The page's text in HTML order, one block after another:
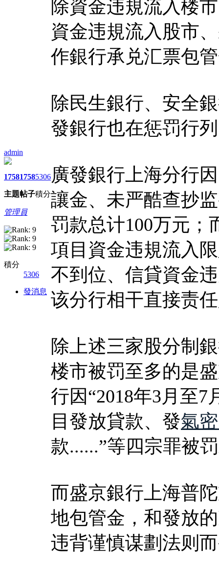
admin
1758
主題
1758
帖子
5306
積分
管理員
積分
5306
發消息
除資金违規流入楼
資金违規流入股市
作銀行承兑汇票包
除民生銀行、安全
發銀行也在惩罚行
廣發銀行上海分行
讓金、未严酷查抄
罚款总计100万元；
項目資金违規流入
不到位、信貸資金
该分行相干直接责
除上述三家股分制
楼市被罚至多的是
行因“2018年3月至7
目發放貸款、發氣
款......”等四宗罪被
而盛京銀行上海普
地包管金，和發放
违背谨慎谋劃法则